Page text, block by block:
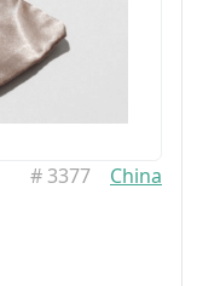
#3377
China